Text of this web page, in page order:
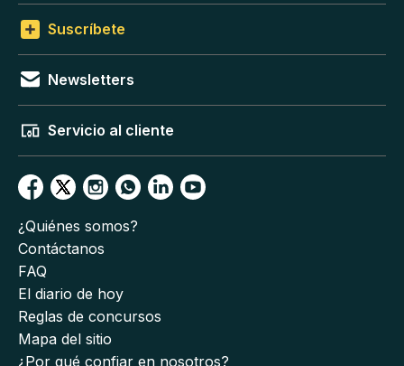
Suscríbete
Newsletters
Servicio al cliente
¿Quiénes somos?
Contáctanos
FAQ
El diario de hoy
Reglas de concursos
Mapa del sitio
¿Por qué confiar en nosotros?